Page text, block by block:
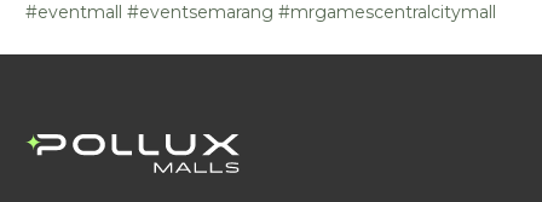
#eventmall #eventsemarang #mrgamescentralcitymall